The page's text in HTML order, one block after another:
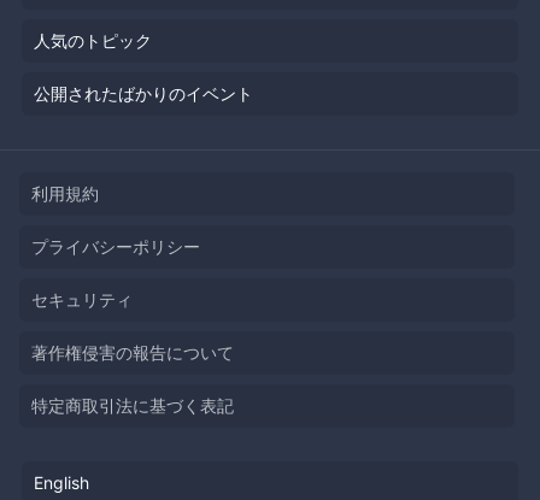
人気のトピック
公開されたばかりのイベント
利用規約
プライバシーポリシー
セキュリティ
著作権侵害の報告について
特定商取引法に基づく表記
English